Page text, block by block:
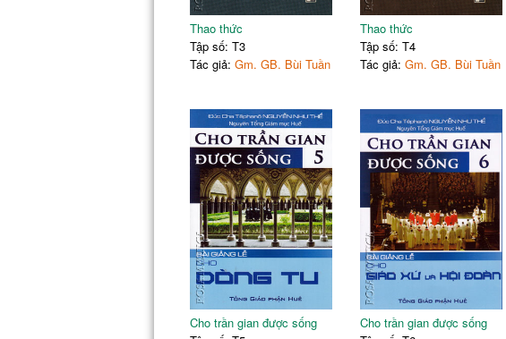
Thao thức
Tập số: T3
Tác giả: Gm. GB. Bùi Tuần
Thao thức
Tập số: T4
Tác giả: Gm. GB. Bùi Tuần
Cho trần gian được sống
Cho trần gian được sống